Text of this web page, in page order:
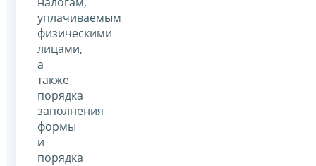
уплачиваемым
физическими
лицами,
а
также
порядка
заполнения
формы
и
порядка